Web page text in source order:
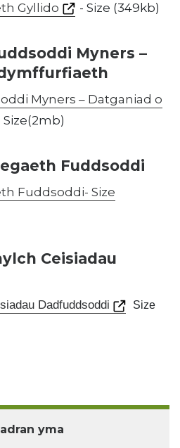
Gyllido - Size (349kb)
Myners –
Myners – Datganiad o
Size(2mb)
Fuddsoddi
Fuddsoddi- Size
Ceisiadau
Dadfuddsoddi
Size
yma